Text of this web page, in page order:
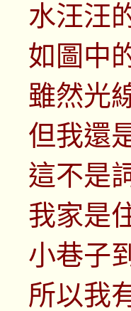
水汪汪
如圖中
雖然光
但我還
這不是
我家是
小巷子
所以我